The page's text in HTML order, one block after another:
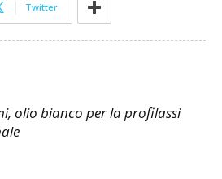
Twitter
olio bianco per la profilassi